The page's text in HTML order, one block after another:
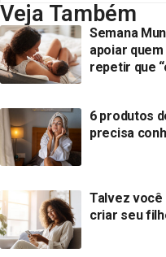
Veja Também
Semana
apoiar
repetir que
6 produtos
precisa
Talvez você
criar seu